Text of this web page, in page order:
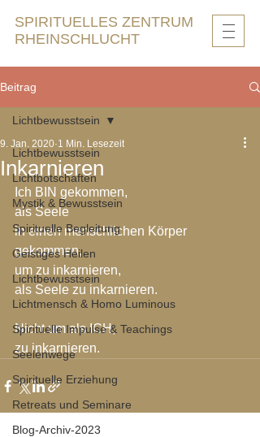
SPIRITUELLES ZENTRUM
RHEINSCHLUCHT
Beitrag
Lichtbewusstsein
Lichtbotschaften
Mystik & Bewusstsein
Spirituelle Begleitung
Geistiges Heilen
Lichtbewusstsein
Lichtmensch & Homo Luminous
Spirituelle Impulse & Teachings
Seelenwege
Spirituelle Erziehung
Retreats und Seminare
Blog-Archiv-2023
Lichtbewusstsein
Inkarnieren
9. Jan. 2020 1 Min. Lesezeit
Ich BIN gekommen,
als Seele
in einen menschlichen Körper
gekommen,
um zu inkarnieren,
als Seele zu inkarnieren.
Nicht um als ICH,
zu inkarnieren.